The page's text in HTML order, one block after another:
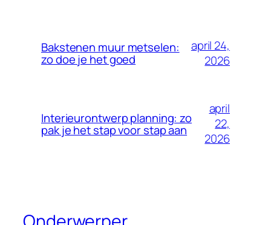
Bakstenen muur metselen:
zo doe je het goed
april 24,
2026
Interieurontwerp planning: zo
pak je het stap voor stap aan
april
22,
2026